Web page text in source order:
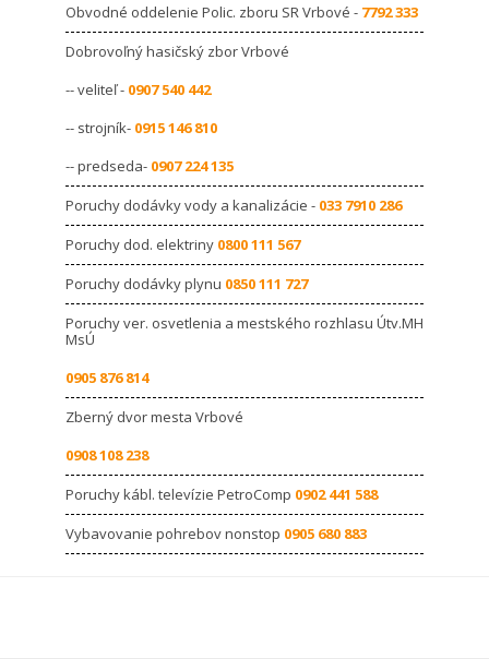
Obvodné oddelenie Polic. zboru SR Vrbové - 7792 333
Dobrovoľný hasičský zbor Vrbové
-- veliteľ - 0907 540 442
-- strojník- 0915 146 810
-- predseda- 0907 224 135
Poruchy dodávky vody a kanalizácie - 033 7910 286
Poruchy dod. elektriny 0800 111 567
Poruchy dodávky plynu 0850 111 727
Poruchy ver. osvetlenia a mestského rozhlasu Útv.MH
MsÚ
0905 876 814
Zberný dvor mesta Vrbové
0908 108 238
Poruchy kábl. televízie PetroComp 0902 441 588
Vybavovanie pohrebov nonstop 0905 680 883